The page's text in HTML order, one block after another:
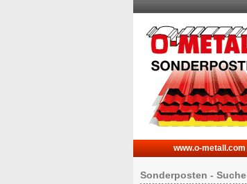
www.o-metall.com
Sonderposten - Suche